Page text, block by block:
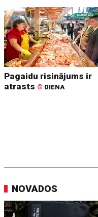
Pagaidu risinājums ir
atrasts © DIENA
NOVADOS